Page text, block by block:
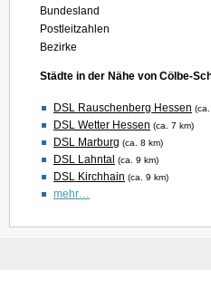
Bundesland
Postleitzahlen
Bezirke
Städte in der Nähe von Cölbe-
DSL Rauschenberg Hessen
DSL Wetter Hessen (ca. 7 km)
DSL Marburg (ca. 8 km)
DSL Lahntal (ca. 9 km)
DSL Kirchhain (ca. 9 km)
mehr…